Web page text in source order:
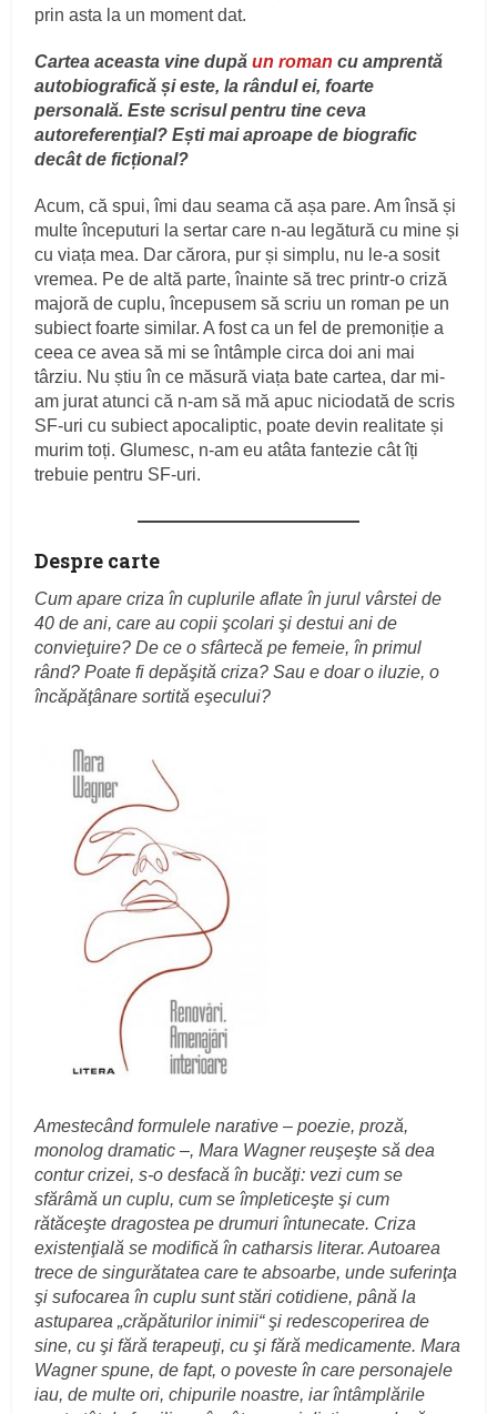
prin asta la un moment dat.
Cartea aceasta vine dupăun roman cu amprentă
autobiografică și este, la rândul ei, foarte
personală. Este scrisul pentru tine ceva
autoreferenţial? Ești mai aproape de biografic
decât de ficțional?
Acum, că spui, îmi dau seama că așa pare. Am însă și
multe începuturi la sertar care n-au legătură cu mine și
cu viața mea. Dar cărora, pur și simplu, nu le-a sosit
vremea. Pe de altă parte, înainte să trec printr-o criză
majoră de cuplu, începusem să scriu un roman pe un
subiect foarte similar. A fost ca un fel de premoniție a
ceea ce avea să mi se întâmple circa doi ani mai
târziu. Nu știu în ce măsură viața bate cartea, dar mi-
am jurat atunci că n-am să mă apuc niciodată de scris
SF-uri cu subiect apocaliptic, poate devin realitate și
murim toți. Glumesc, n-am eu atâta fantezie cât îți
trebuie pentru SF-uri.
Despre carte
Cum apare criza în cuplurile aflate în jurul vârstei de
40 de ani, care au copii şcolari şi destui ani de
convieţuire? De ce o sfârtecă pe femeie, în primul
rând? Poate fi depăşită criza? Sau e doar o iluzie, o
încăpăţânare sortită eşecului?
Amestecând formulele narative – poezie, proză,
monolog dramatic –, Mara Wagner reuşeşte să dea
contur crizei, s-o desfacă în bucăţi: vezi cum se
sfărâmă un cuplu, cum se împleticeşte şi cum
rătăceşte dragostea pe drumuri întunecate. Criza
existenţială se modifică în catharsis literar. Autoarea
trece de singurătatea care te absoarbe, unde suferinţa
şi sufocarea în cuplu sunt stări cotidiene, până la
astuparea „crăpăturilor inimii“ şi redescoperirea de
sine, cu şi fără terapeuţi, cu şi fără medicamente. Mara
Wagner spune, de fapt, o poveste în care personajele
iau, de multe ori, chipurile noastre, iar întâmplările